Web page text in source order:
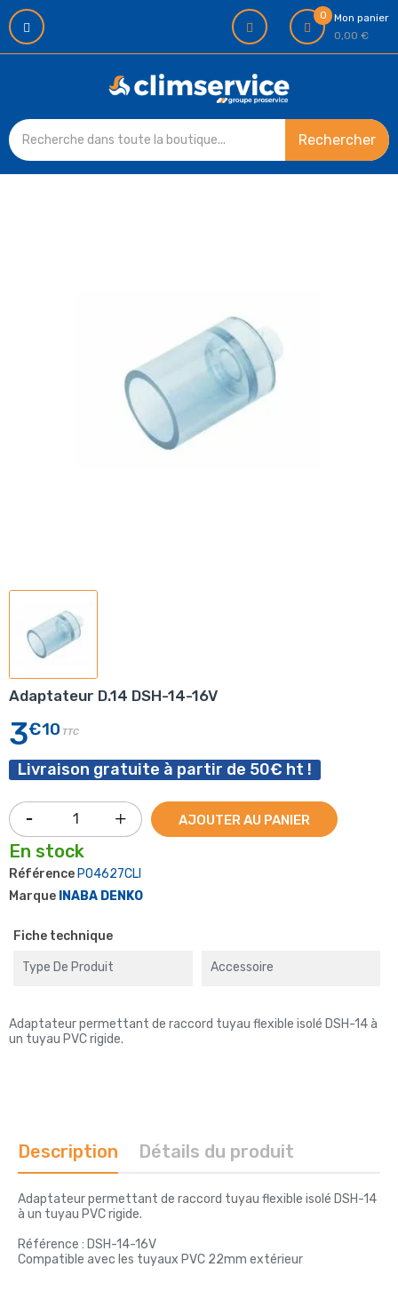
0
Mon panier
0,00 €
Rechercher
Adaptateur D.14 DSH-14-16V
3€10 TTC
Livraison gratuite à partir de 50€ ht !
AJOUTER AU PANIER
En stock
Référence P04627CLI
Marque INABA DENKO
Fiche technique
Type De Produit Accessoire
Adaptateur permettant de raccord tuyau flexible isolé DSH-14 à
un tuyau PVC rigide.
Description Détails du produit
Adaptateur permettant de raccord tuyau flexible isolé DSH-14
à un tuyau PVC rigide.
Référence : DSH-14-16V
Compatible avec les tuyaux PVC 22mm extérieur